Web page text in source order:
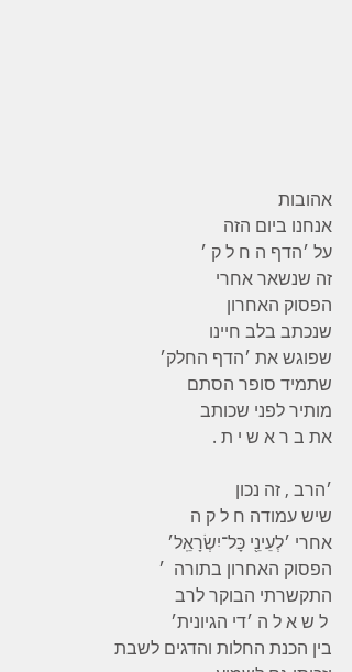
אהובות
אנחנו ביום הזה
על ׳הדף ה ח ל ק ׳
זה שנשאר אחרי
הפסוק האחרון
שנכתב בלב חיינו
שפוגש את ׳הדף החלק׳
שתמיד סופר הסתם
מותיר לפני שכותב
את ב ר א ש י ת .
׳הרב , זה נכון
שיש עמודה ח ל ק ה
אחרי ׳לְעֵינֵ֖י כָּל־יִשְׂרָאֵֽל׳
הפסוק האחרון בתורה  ׳
התקשרתי הבוקר לרב
בין הכנת החלות והדגים לשבת